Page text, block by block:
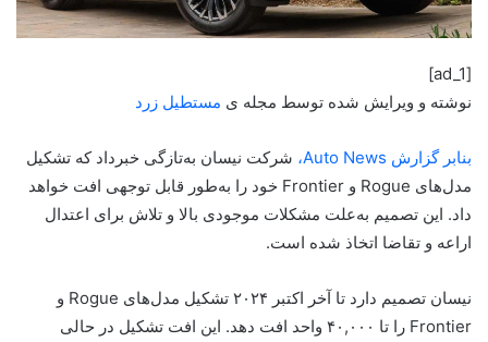
[ad_1]
نوشته و ویرایش شده توسط مجله ی مستطیل زرد
بنابر گزارش Auto News،
شرکت نیسان به‌تازگی خبرداد که تشکیل
مدل‌های Rogue و Frontier خود را به‌طور قابل‌ توجهی افت خواهد
داد. این تصمیم به‌علت مشکلات موجودی بالا و تلاش برای اعتدال
اراعه و تقاضا اتخاذ شده است.
نیسان تصمیم دارد تا آخر اکتبر ۲۰۲۴ تشکیل مدل‌های Rogue و
Frontier را تا ۴۰,۰۰۰ واحد افت دهد. این افت تشکیل در حالی